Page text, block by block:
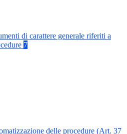
di carattere generale riferiti a
7
delle procedure (Art. 37